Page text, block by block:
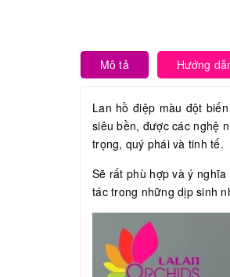
Mô tả Hướng
Lan hồ điệp màu đột
siêu bền, được các nghệ
trọng, quý phái và tinh tế.
Sẽ rất phù hợp và ý
tác trong những dịp sinh